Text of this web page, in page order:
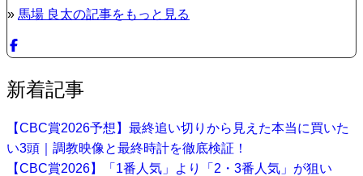
» 馬場 良太の記事をもっと見る
新着記事
【CBC賞2026予想】最終追い切りから見えた本当に買いた
い3頭｜調教映像と最終時計を徹底検証！
【CBC賞2026】「1番人気」より「2・3番人気」が狙い